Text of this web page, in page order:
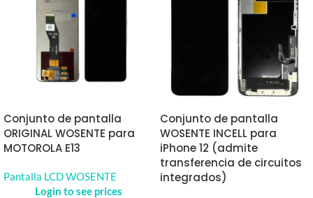
Conjunto de pantalla
ORIGINAL WOSENTE para
MOTOROLA E13
Pantalla LCD WOSENTE
Login to see prices
Conjunto de pantalla
WOSENTE INCELL para
iPhone 12 (admite
transferencia de circuitos
integrados)